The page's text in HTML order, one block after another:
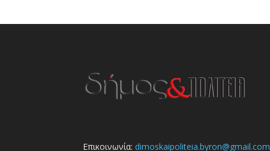
Επικοινωνία: dimoskaipoliteia.byron@gmail.com